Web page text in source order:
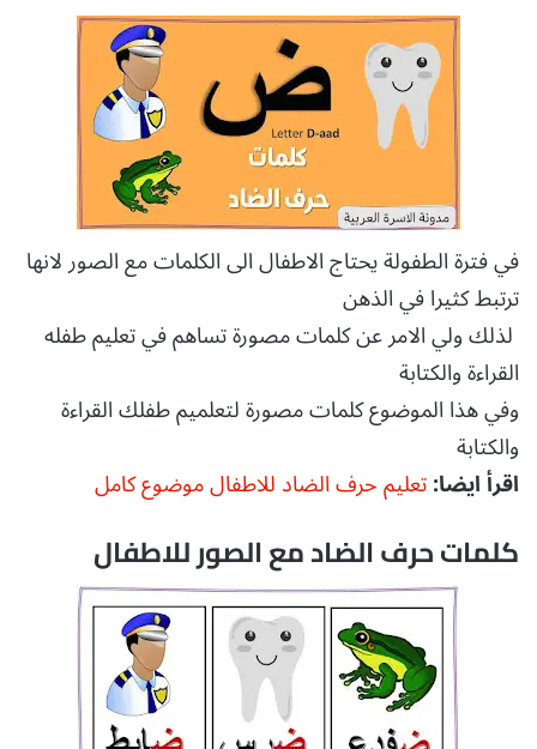
في فترة الطفولة يحتاج الاطفال الى الكلمات مع الصور لانها
ترتبط كثيرا في الذهن
لذلك ولي الامر عن كلمات مصورة تساهم في تعليم طفله
القراءة والكتابة
وفي هذا الموضوع كلمات مصورة لتعلميم طفلك القراءة
والكتابة
اقرأ ايضا:تعليم حرف الضاد للاطفال موضوع كامل
كلمات حرف الضاد مع الصور للاطفال